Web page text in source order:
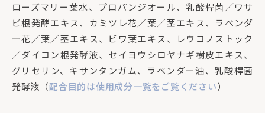
ローズマリー葉水、プロパンジオール、乳酸桿菌／ワサ
ビ根発酵エキス、カミツレ花／葉／茎エキス、ラベンダ
ー花／葉／茎エキス、ビワ葉エキス、レウコノストック
／ダイコン根発酵液、セイヨウシロヤナギ樹皮エキス、
グリセリン、キサンタンガム、ラベンダー油、乳酸桿菌
発酵液（配合目的は使用成分一覧をご覧ください）